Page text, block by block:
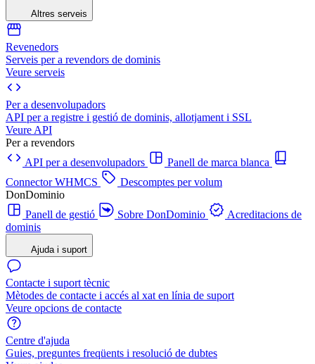
Altres serveis
Revenedors
Serveis per a revendors de dominis
Veure serveis
Per a desenvolupadors
API per a registre i gestió de dominis, allotjament i SSL
Veure API
Per a revendors
API per a desenvolupadors
Panell de marca blanca
Connector WHMCS
Descomptes per volum
DonDominio
Panell de gestió
Sobre DonDominio
Acreditacions de
dominis
Ajuda i suport
Contacte i suport tècnic
Mètodes de contacte i accés al xat en línia de suport
Veure opcions de contacte
Centre d'ajuda
Guies, preguntes freqüents i resolució de dubtes